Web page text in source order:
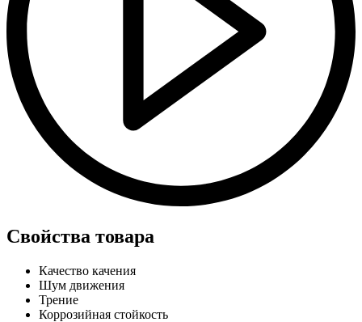
Свойства товара
Качество качения
Шум движения
Трение
Коррозийная стойкость